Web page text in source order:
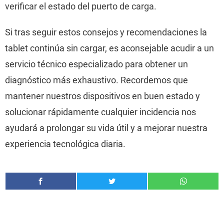
verificar el estado del puerto de carga.
Si tras seguir estos consejos y recomendaciones la
tablet continúa sin cargar, es aconsejable acudir a un
servicio técnico especializado para obtener un
diagnóstico más exhaustivo. Recordemos que
mantener nuestros dispositivos en buen estado y
solucionar rápidamente cualquier incidencia nos
ayudará a prolongar su vida útil y a mejorar nuestra
experiencia tecnológica diaria.